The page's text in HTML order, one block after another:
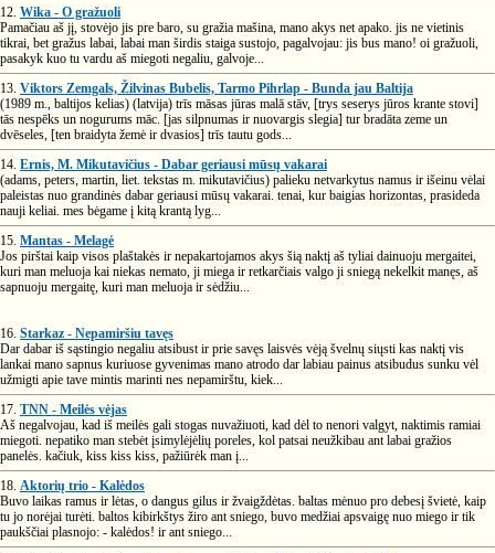
12. Wika - O gražuoli
Pamačiau aš jį, stovėjo jis pre baro, su gražia mašina, mano akys net apako. jis ne vietinis
tikrai, bet gražus labai, labai man širdis staiga sustojo, pagalvojau: jis bus mano! oi gražuoli,
pasakyk kuo tu vardu aš miegoti negaliu, galvoje...
13. Viktors Zemgals, Žilvinas Bubelis, Tarmo Pihrlap - Bunda jau Baltija
(1989 m., baltijos kelias) (latvija) trīs māsas jūras malā stāv, [trys seserys jūros krante stovi]
tās nespēks un nogurums māc. [jas silpnumas ir nuovargis slegia] tur bradāta zeme un
dvēseles, [ten braidyta žemė ir dvasios] trīs tautu gods...
14. Ernis, M. Mikutavičius - Dabar geriausi mūsų vakarai
(adams, peters, martin, liet. tekstas m. mikutavičius) palieku netvarkytus namus ir išeinu vėlai
paleistas nuo grandinės dabar geriausi mūsų vakarai. tenai, kur baigias horizontas, prasideda
nauji keliai. mes bėgame į kitą krantą lyg...
15. Mantas - Melagė
Jos pirštai kaip visos plaštakės ir nepakartojamos akys šią naktį aš tyliai dainuoju mergaitei,
kuri man meluoja kai niekas nemato, ji miega ir retkarčiais valgo ji sniegą nekelkit manęs, aš
sapnuoju mergaitę, kuri man meluoja ir sėdžiu...
16. Starkaz - Nepamiršiu tavęs
Dar dabar iš sąstingio negaliu atsibust ir prie savęs laisvės vėją švelnų siųsti kas naktį vis
lankai mano sapnus kuriuose gyvenimas mano atrodo dar labiau painus atsibudus sunku vėl
užmigti apie tave mintis marinti nes nepamirštu, kiek...
17. TNN - Meilės vėjas
Aš negalvojau, kad iš meilės gali stogas nuvažiuoti, kad dėl to nenori valgyt, naktimis ramiai
miegoti. nepatiko man stebėt įsimylėjėlių poreles, kol patsai neužkibau ant labai gražios
panelės. kačiuk, kiss kiss kiss, pažiūrėk man į...
18. Aktorių trio - Kalėdos
Buvo laikas ramus ir lėtas, o dangus gilus ir žvaigždėtas. baltas mėnuo pro debesį švietė, kaip
tu jo norėjai turėti. baltos kibirkštys žiro ant sniego, buvo medžiai apsvaigę nuo miego ir tik
paukščiai plasnojo: - kalėdos! ir ant sniego...